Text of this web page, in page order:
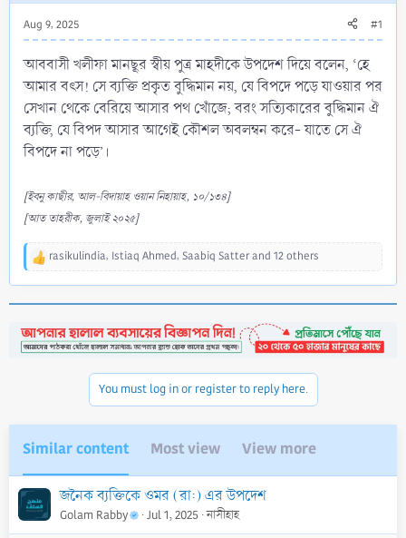
Aug 9, 2025 #1
আববাসী খলীফা মানছূর স্বীয় পুত্র মাহদীকে উপদেশ দিয়ে বলেন, ‘হে
আমার বৎস! সে ব্যক্তি প্রকৃত বুদ্ধিমান নয়, যে বিপদে পড়ে যাওয়ার পর
সেখান থেকে বেরিয়ে আসার পথ খোঁজে; বরং সত্যিকারের বুদ্ধিমান ঐ
ব্যক্তি, যে বিপদ আসার আগেই কৌশল অবলম্বন করে- যাতে সে ঐ
বিপদে না পড়ে’।
[ইবনু কাছীর, আল-বিদায়াহ ওয়ান নিহায়াহ, ১০/১৩৪]
[আত তাহরীক, জুলাই ২০২৫]
R
t
i
rasikulindia, Istiaq Ahmed, Saabiq Satterand 12 others
You must log in or register to reply here.
Similar content Most view View more
জনৈক ব্যক্তিকে ওমর (রা:) এর উপদেশ
Golam Rabby Jul 1, 2025 নাসীহাহ